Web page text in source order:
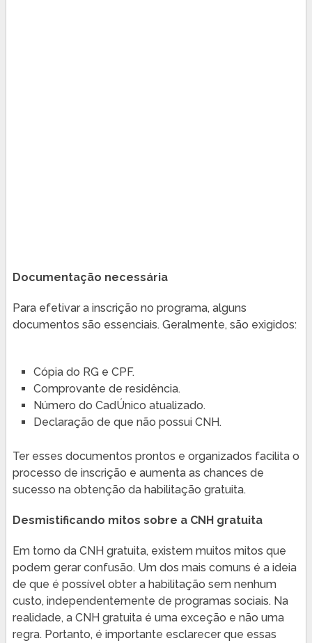
Documentação necessária
Para efetivar a inscrição no programa, alguns
documentos são essenciais. Geralmente, são exigidos:
Cópia do RG e CPF.
Comprovante de residência.
Número do CadÚnico atualizado.
Declaração de que não possui CNH.
Ter esses documentos prontos e organizados facilita o
processo de inscrição e aumenta as chances de
sucesso na obtenção da habilitação gratuita.
Desmistificando mitos sobre a CNH gratuita
Em torno da CNH gratuita, existem muitos mitos que
podem gerar confusão. Um dos mais comuns é a ideia
de que é possível obter a habilitação sem nenhum
custo, independentemente de programas sociais. Na
realidade, a CNH gratuita é uma exceção e não uma
regra. Portanto, é importante esclarecer que essas